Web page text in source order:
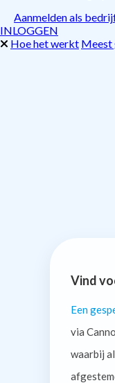
Aanmelden als
INLOGGEN
Hoe het werkt Meest
Vind
Een
via
waarbij